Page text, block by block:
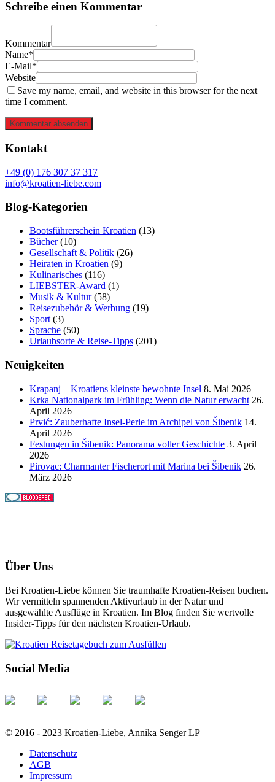
Schreibe einen Kommentar
Kommentar
Name*
E-Mail*
Website
Save my name, email, and website in this browser for the next
time I comment.
Kommentar absenden
Kontakt
+49 (0) 176 307 37 317
info@kroatien-liebe.com
Blog-Kategorien
Bootsführerschein Kroatien (13)
Bücher(10)
Gesellschaft & Politik (26)
Heiraten in Kroatien (9)
Kulinarisches (116)
LIEBSTER-Award (1)
Musik & Kultur(58)
Reisezubehör & Werbung (19)
Sport (3)
Sprache (50)
Urlaubsorte & Reise-Tipps (201)
Neuigkeiten
Krapanj – Kroatiens kleinste bewohnte Insel 8. Mai 2026
Krka Nationalpark im Frühling: Wenn die Natur erwacht 26.
April 2026
Prvić: Zauberhafte Insel-Perle im Archipel von Šibenik 14.
April 2026
Festungen in Šibenik: Panorama voller Geschichte 3. April
2026
Pirovac: Charmanter Fischerort mit Marina bei Šibenik 26.
März 2026
Über Uns
Bei Kroatien-Liebe können Sie traumhafte Kroatien-Reisen buchen.
Wir vermitteln spannenden Aktivurlaub in der Natur und
ausgewählte Ausflüge in Kroatien. Im Blog finden Sie wertvolle
Insider-Tipps für den nächsten Kroatien-Urlaub.
Social Media
© 2016 - 2023 Kroatien-Liebe, Annika Senger LP
Datenschutz
AGB
Impressum